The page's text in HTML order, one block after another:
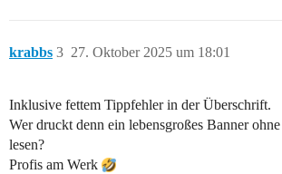
krabbs 27. Oktober 2025 um 18:01
3
Inklusive fettem Tippfehler in der Überschrift.
Wer druckt denn ein lebensgroßes Banner
lesen?
Profis am Werk